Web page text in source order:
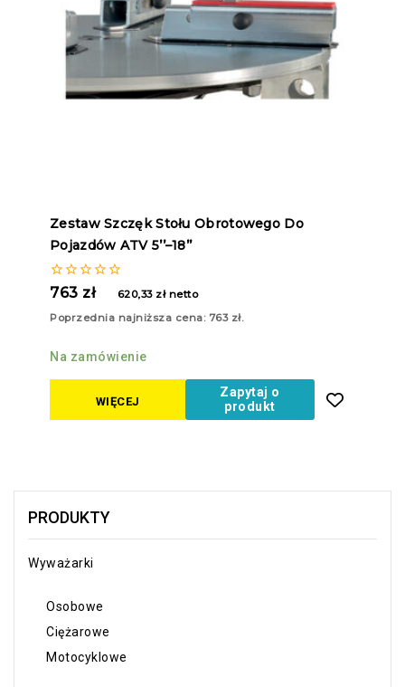
Zestaw Szczęk Stołu Obrotowego Do
Pojazdów ATV 5’’–18’’
0
5
763 zł 620,33 złnetto
Poprzednia najniższa cena: 763 zł.
Na zamówienie
WIĘCEJ
Zapytaj o
produkt
PRODUKTY
Wyważarki
Osobowe
Ciężarowe
Motocyklowe